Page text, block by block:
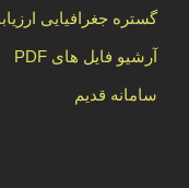
گستره جغرافیایی
آرشیو فایل های PDF
سامانه قدیم